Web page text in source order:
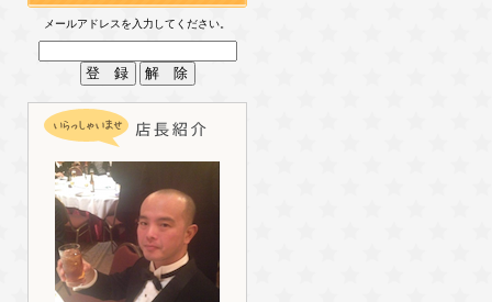
メールアドレスを入力してください。